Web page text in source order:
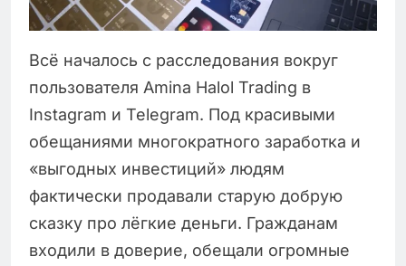
Всё началось с расследования вокруг
пользователя Amina Halol Trading в
Instagram и Telegram. Под красивыми
обещаниями многократного заработка и
«выгодных инвестиций» людям
фактически продавали старую добрую
сказку про лёгкие деньги. Гражданам
входили в доверие, обещали огромные